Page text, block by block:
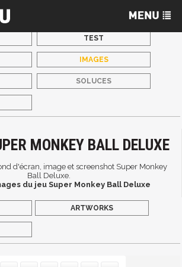
TEST
IMAGES
SOLUCES
MONKEY BALL DELUXE
d'écran, image et screenshot Super Monkey
Ball Deluxe.
du jeu Super Monkey Ball Deluxe
ARTWORKS